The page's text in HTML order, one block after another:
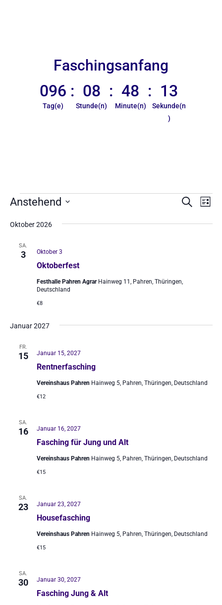
Faschingsanfang
096
Tag(e)
: 08
Stunde(n)
: 48
Minute(n)
: 13
Sekunde(n
)
Veranstaltungen
und
Suche
Liste
Anstehend
wählen.
Oktober 2026
SA.
3
Oktoberfest
Oktober 3
Festhalle Pahren Agrar Hainweg 11, Pahren, Thüringen,
Deutschland
€8
Januar 2027
FR.
15
Rentnerfasching
Januar 15, 2027
Vereinshaus Pahren Hainweg 5, Pahren, Thüringen, Deutschland
€12
SA.
16
Fasching für Jung und Alt
Januar 16, 2027
Vereinshaus Pahren Hainweg 5, Pahren, Thüringen, Deutschland
€15
SA.
23
Housefasching
Januar 23, 2027
Vereinshaus Pahren Hainweg 5, Pahren, Thüringen, Deutschland
€15
SA.
30
Fasching Jung & Alt
Januar 30, 2027